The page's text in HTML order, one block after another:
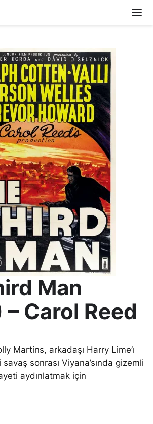
Man
Carol Reed
Martins, arkadaşı Harry Lime’ı
sonrası Viyana’sında gizemli
aydınlatmak için